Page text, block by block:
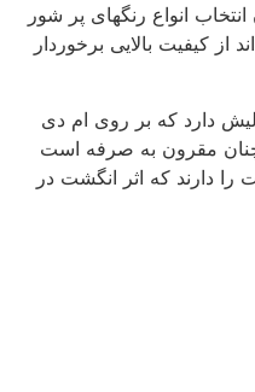
انواع رنگهای پر شور
کیفیت بالایی برخوردار
دارد که بر روی ام دی
مقرون به صرفه است
دارند که اثر انگشت در